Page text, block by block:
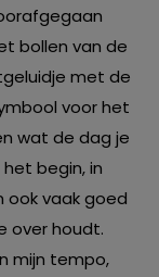
bollen van de
met de
voor het
wat de dag je
begin, in
ook vaak goed
over houdt.
mijn tempo,